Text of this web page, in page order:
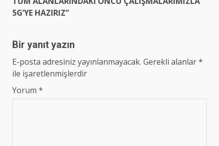
5G’YE HAZIRIZ”
Bir yanıt yazın
E-posta adresiniz yayınlanmayacak. Gerekli alanlar*
ile işaretlenmişlerdir
Yorum *